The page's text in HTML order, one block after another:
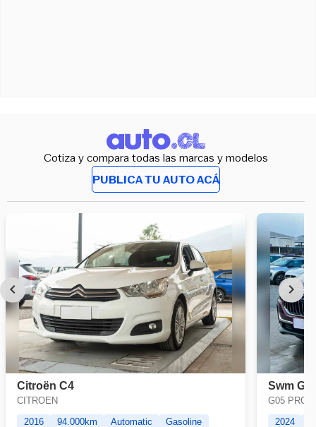
Cotiza y compara todas las marcas y modelos
PUBLICA TU AUTO ACÁ